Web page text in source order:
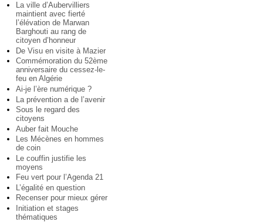
La ville d’Aubervilliers
maintient avec fierté
l’élévation de Marwan
Barghouti au rang de
citoyen d’honneur
De Visu en visite à Mazier
Commémoration du 52ème
anniversaire du cessez-le-
feu en Algérie
Ai-je l’ère numérique ?
La prévention a de l’avenir
Sous le regard des
citoyens
Auber fait Mouche
Les Mécènes en hommes
de coin
Le couffin justifie les
moyens
Feu vert pour l’Agenda 21
L’égalité en question
Recenser pour mieux gérer
Initiation et stages
thématiques